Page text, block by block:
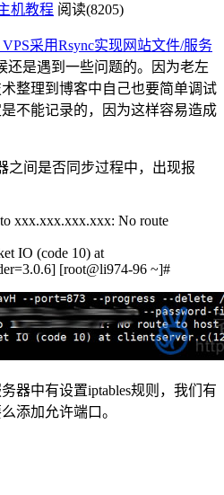
机教程 阅读(8205)
采用Rsync实现网站文件/服务
还是遇到一些问题的。因为老左
整理到博客中自己也要简单调试
不能记录的，因为这样容易造成
之间是否同步过程中，出现报
xxx.xxx.xxx.xxx: No route
IO (code 10) at
[root@li974-96 ~]#
器中有设置iptables规则，我们有
添加允许端口。